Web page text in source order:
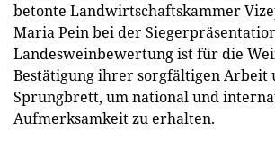
betonte Landwirtschaftskammer
Maria Pein bei der
Landesweinbewertung ist für die
Bestätigung ihrer sorgfältigen Arbeit
Sprungbrett, um national und
Aufmerksamkeit zu erhalten.